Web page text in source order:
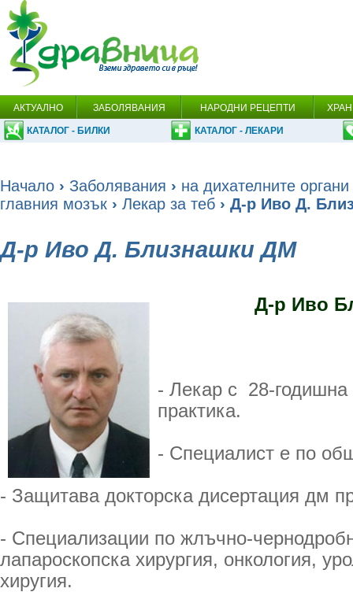
АКТУАЛНО ЗАБОЛЯВАНИЯ НАРОДНИ РЕЦЕПТИ
КАТАЛОГ - БИЛКИ КАТАЛОГ - ЛЕКАРИ
Начало › Заболявания › на дихателните
главния мозък › Лекар за теб › Д-р Иво Д.
Д-р Иво Д. Близнашки ДМ
Д-р Иво
- Лекар с 28-годишна
практика.
- Специалист е по
- Защитава докторска дисертация дм
- Специализации по жлъчно-
лапароскопска хирургия, онкология,
хиругия.